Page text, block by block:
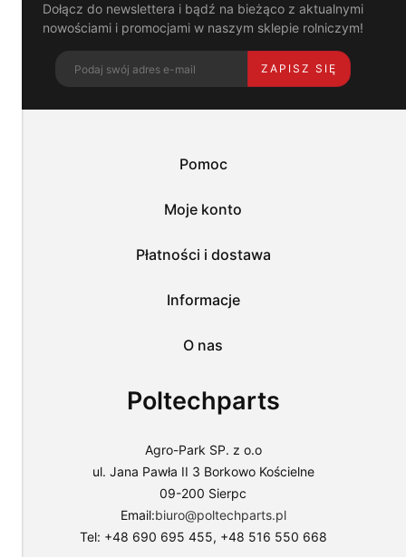
Dołącz do newslettera i bądź na bieżąco z aktualnymi
nowościami i promocjami w naszym sklepie rolniczym!
ZAPISZ SIĘ
Poltechparts
Agro-Park SP. z o.o
ul. Jana Pawła II 3 Borkowo Kościelne
09-200 Sierpc
Email:biuro@poltechparts.pl
Tel: +48 690 695 455, +48 516 550 668
Pomoc
Moje konto
Płatności i dostawa
Informacje
O nas
dostosować
ofertę